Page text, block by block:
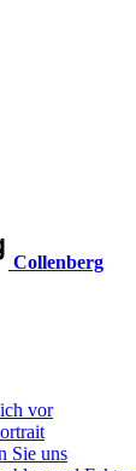
Collenberg
vor
Sie uns